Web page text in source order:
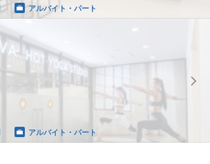
アルバイト・パート
アルバイト・パート